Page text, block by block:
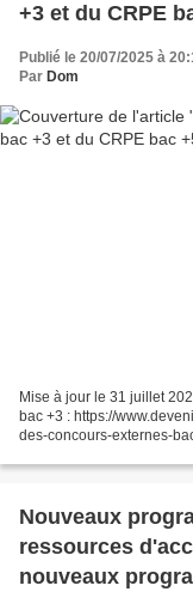
+3 et du CRPE
Publié le 20/07/2025 à
Par Dom
Mise à jour le 31 juillet
bac +3 : https://
des-concours-externes-
Nouveaux
ressources
nouveaux